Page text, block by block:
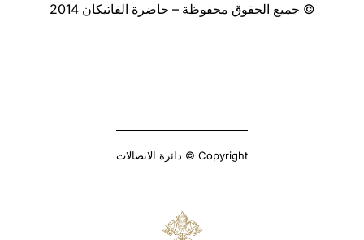
© جميع الحقوق محفوظة – حاضرة الفاتيكان 2014
Copyright © دائرة الاتصالات